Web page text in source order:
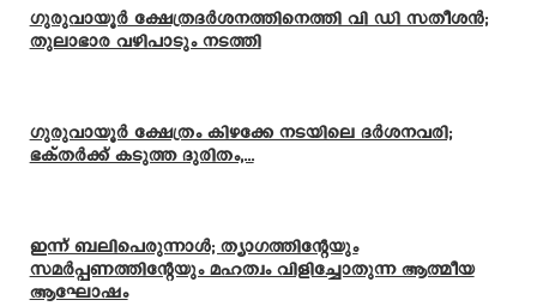
ഗുരുവായൂർ ക്ഷേത്രദർശനത്തിനെത്തി വി ഡി സതീശൻ;
തുലാഭാര വഴിപാടും നടത്തി
ഗുരുവായൂർ ക്ഷേത്രം കിഴക്കേ നടയിലെ ദർശനവരി;
ഭക്തർക്ക് കടുത്ത ദുരിതം,...
ഇന്ന് ബലിപെരുന്നാള്‍; ത്യാഗത്തിന്റേയും
സമര്‍പ്പണത്തിന്റേയും മഹത്വം വിളിച്ചോതുന്ന ആത്മീയ
ആഘോഷം